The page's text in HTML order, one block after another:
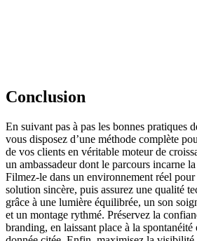
Conclusion
En suivant pas à pas les bonnes pratiques
vous disposez d’une méthode complète
de vos clients en véritable moteur de
un ambassadeur dont le parcours incarne
Filmez-le dans un environnement réel
solution sincère, puis assurez une qualité
grâce à une lumière équilibrée, un son
et un montage rythmé. Préservez la
branding, en laissant place à la